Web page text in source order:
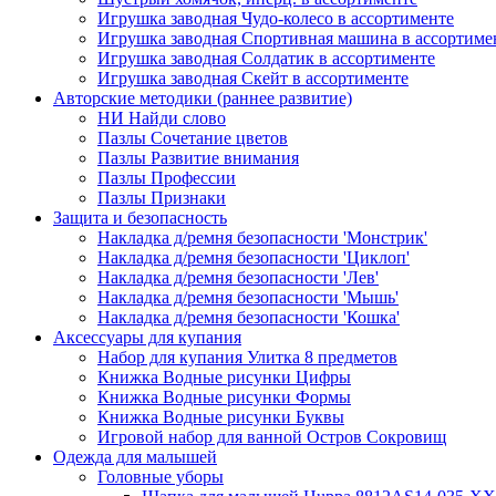
Игрушка заводная Чудо-колесо в ассортименте
Игрушка заводная Спортивная машина в
Игрушка заводная Солдатик в ассортименте
Игрушка заводная Скейт в ассортименте
Авторские методики (раннее развитие)
НИ Найди слово
Пазлы Сочетание цветов
Пазлы Развитие внимания
Пазлы Профессии
Пазлы Признаки
Защита и безопасность
Накладка д/ремня безопасности 'Монстрик'
Накладка д/ремня безопасности 'Циклоп'
Накладка д/ремня безопасности 'Лев'
Накладка д/ремня безопасности 'Мышь'
Накладка д/ремня безопасности 'Кошка'
Аксессуары для купания
Набор для купания Улитка 8 предметов
Книжка Водные рисунки Цифры
Книжка Водные рисунки Формы
Книжка Водные рисунки Буквы
Игровой набор для ванной Остров Сокровищ
Одежда для малышей
Головные уборы